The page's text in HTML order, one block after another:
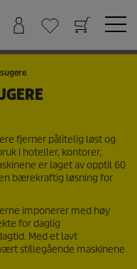
fjerner pålitelig løst og
i hoteller, kontorer,
er laget av opptil 60
bærekraftig løsning for
imponerer med høy
for daglig
Med et lavt
stillegående maskinene